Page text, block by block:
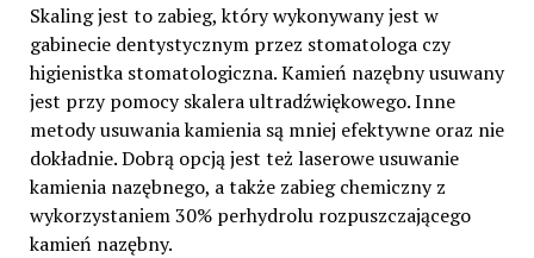
Skaling jest to zabieg, który wykonywany jest w
gabinecie dentystycznym przez stomatologa czy
higienistka stomatologiczna. Kamień nazębny usuwany
jest przy pomocy skalera ultradźwiękowego. Inne
metody usuwania kamienia są mniej efektywne oraz nie
dokładnie. Dobrą opcją jest też laserowe usuwanie
kamienia nazębnego, a także zabieg chemiczny z
wykorzystaniem 30% perhydrolu rozpuszczającego
kamień nazębny.